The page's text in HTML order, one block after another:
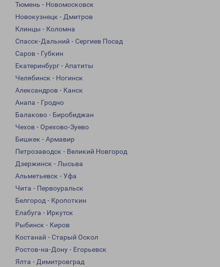
Тюмень - Новомосковск
Новокузнецк - Дмитров
Клинцы - Коломна
Спасск-Дальний - Сергиев Посад
Саров - Губкин
Екатеринбург - Апатиты
Челябинск - Ногинск
Александров - Канск
Анапа - Гродно
Балаково - Биробиджан
Чехов - Орехово-Зуево
Бишкек - Армавир
Петрозаводск - Великий Новгород
Дзержинск - Лысьва
Альметьевск - Уфа
Чита - Первоуральск
Белгород - Кропоткин
Елабуга - Иркутск
Рыбинск - Киров
Костанай - Старый Оскол
Ростов-на-Дону - Егорьевск
Ялта - Димитровград